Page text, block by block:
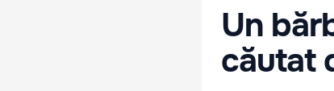
Un
căutat